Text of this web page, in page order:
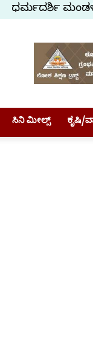
ಧರ್ಮದರ್ಶಿ
ಸಿನಿ ಮೀಲ್ಸ್ ಕೃಷಿ/